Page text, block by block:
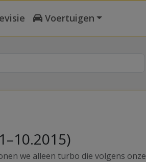
Voertuigen
we alleen turbo die volgens onze